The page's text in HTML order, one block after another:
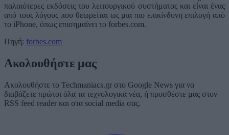
παλαιότερες εκδόσεις του λειτουργικού συστήματος και είναι ένας
από τους λόγους που θεωρείται ως μια πιο επικίνδυνη επιλογή από
το iPhone, όπως επισημαίνει το forbes.com.
Πηγή: forbes.com
Ακολουθήστε μας
Ακολουθήστε το Techmaniacs.gr στο Google News για να
διαβάζετε πρώτοι όλα τα τεχνολογικά νέα, ή προσθέστε μας στον
RSS feed reader και στα social media σας.